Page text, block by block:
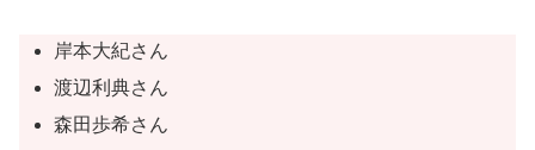
岸本大紀さん
渡辺利典さん
森田歩希さん